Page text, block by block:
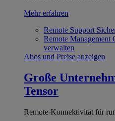
Mehr erfahren
Remote Support
Remote Management
verwalten
Abos und Preise anzeigen
Große
Tensor
Remote-Konnektivität für